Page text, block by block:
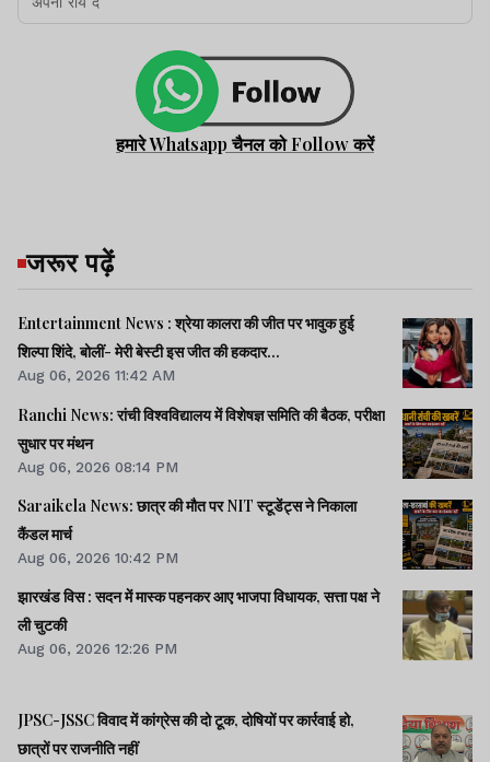
हमारे Whatsapp चैनल को Follow करें
जरूर पढ़ें
Entertainment News : श्रेया कालरा की जीत पर भावुक हुई
शिल्पा शिंदे, बोलीं- मेरी बेस्टी इस जीत की हकदार...
Aug 06, 2026 11:42 AM
Ranchi News: रांची विश्वविद्यालय में विशेषज्ञ समिति की बैठक, परीक्षा
सुधार पर मंथन
Aug 06, 2026 08:14 PM
Saraikela News: छात्र की मौत पर NIT स्टूडेंट्स ने निकाला
कैंडल मार्च
Aug 06, 2026 10:42 PM
झारखंड विस : सदन में मास्क पहनकर आए भाजपा विधायक, सत्ता पक्ष ने
ली चुटकी
Aug 06, 2026 12:26 PM
JPSC-JSSC विवाद में कांग्रेस की दो टूक, दोषियों पर कार्रवाई हो,
छात्रों पर राजनीति नहीं